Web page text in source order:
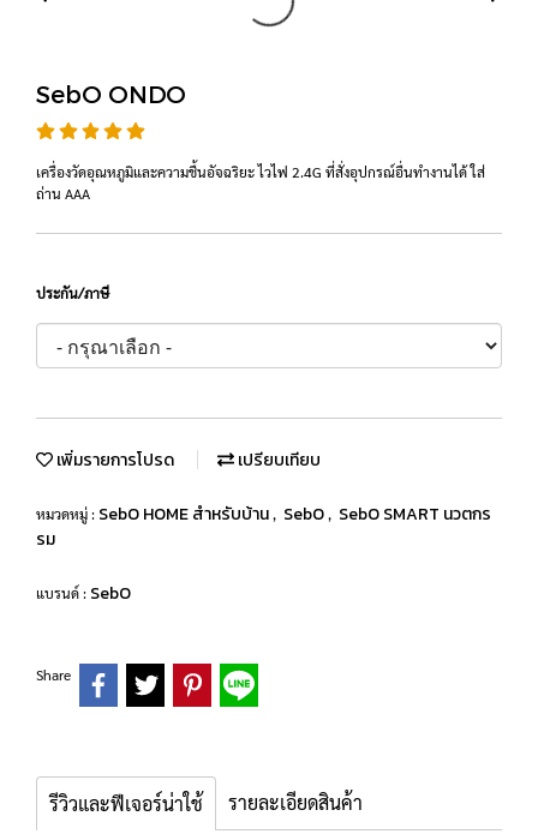
SebO ONDO
เครื่องวัดอุณหภูมิและความชื้นอัจฉริยะ ไวไฟ 2.4G ที่สั่งอุปกรณ์อื่นทำงานได้ ใส่
ถ่าน AAA
ประกัน/ภาษี
เพิ่มรายการโปรด เปรียบเทียบ
หมวดหมู่ : SebO HOME สำหรับบ้าน, SebO, SebO SMART นวตกร
รม
แบรนด์ : SebO
Share
รีวิวและฟีเจอร์น่าใช้ รายละเอียดสินค้า